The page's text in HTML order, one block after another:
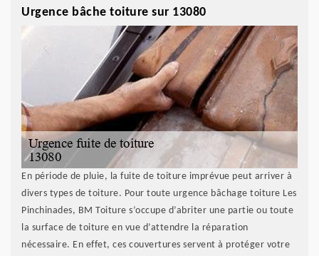
Urgence bâche toiture sur 13080
En période de pluie, la fuite de toiture imprévue peut arriver à
divers types de toiture. Pour toute urgence bâchage toiture Les
Pinchinades, BM Toiture s’occupe d’abriter une partie ou toute
la surface de toiture en vue d’attendre la réparation
nécessaire. En effet, ces couvertures servent à protéger votre